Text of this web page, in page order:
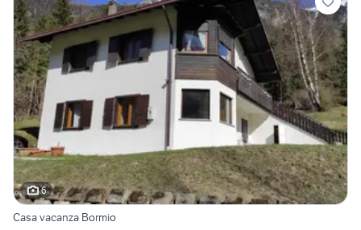
6
Casa vacanza Bormio